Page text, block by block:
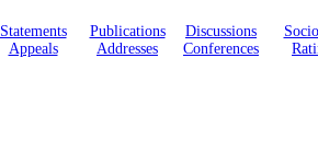
Statements
Appeals
Publications
Addresses
Discussions
Conferences